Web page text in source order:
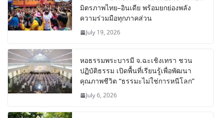
มิตรภาพไทย–อินเดีย พร้อมยกย่องพลัง
ความร่วมมือทุกภาคส่วน
July 19, 2026
หอธรรมพระบารมี จ.ฉะเชิงเทรา ชวน
ปฏิบัติธรรม เปิดพื้นที่เรียนรู้เพื่อพัฒนา
คุณภาพชีวิต “ธรรมะไม่ใช่การหนีโลก”
July 6, 2026